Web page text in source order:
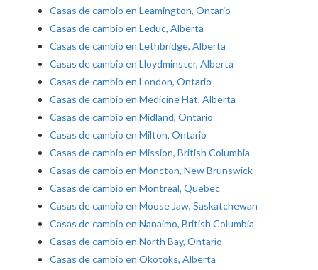
Casas de cambio en Leamington, Ontario
Casas de cambio en Leduc, Alberta
Casas de cambio en Lethbridge, Alberta
Casas de cambio en Lloydminster, Alberta
Casas de cambio en London, Ontario
Casas de cambio en Medicine Hat, Alberta
Casas de cambio en Midland, Ontario
Casas de cambio en Milton, Ontario
Casas de cambio en Mission, British Columbia
Casas de cambio en Moncton, New Brunswick
Casas de cambio en Montreal, Quebec
Casas de cambio en Moose Jaw, Saskatchewan
Casas de cambio en Nanaimo, British Columbia
Casas de cambio en North Bay, Ontario
Casas de cambio en Okotoks, Alberta